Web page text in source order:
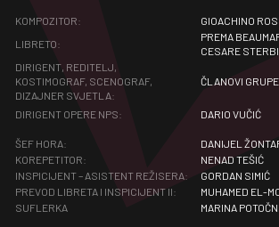
KOMPOZITOR:
GIOACHINO
LIBRETO:
PREMA
CESARE
DIRIGENT, REDITELJ,
KOSTIMOGRAF, SCENOGRAF,
DIZAJNER SVJETLA:
ČLANOVI GRUPE
DIRIGENT OPERE NPS: DARIO VUČIĆ
ŠEF HORA:
DANIJEL
KOREPETITOR:
NENAD TEŠIĆ
INSPICIJENT – ASISTENT REŽISERA:
GORDAN SIMIĆ
PREVOD LIBRETA I INSPICIJENT II:
MUHAMED EL-
SUFLERKA
MARINA